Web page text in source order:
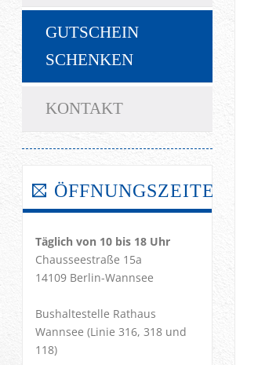
GUTSCHEIN
SCHENKEN
KONTAKT
ÖFFNUNGSZEITEN!
Täglich von 10 bis 18 Uhr
Chausseestraße 15a
14109 Berlin-Wannsee
Bushaltestelle Rathaus
Wannsee (Linie 316, 318 und
118)